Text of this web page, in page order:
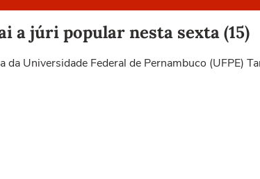
a júri popular nesta sexta (15)
Universidade Federal de Pernambuco (UFPE)